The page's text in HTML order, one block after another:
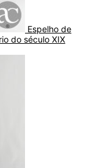
Espelho de
do século XIX